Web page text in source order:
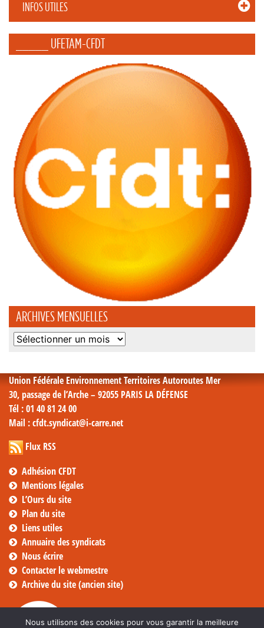
INFOS UTILES
_____ UFETAM-CFDT
ARCHIVES MENSUELLES
Archives
Union Fédérale Environnement Territoires Autoroutes Mer
30, passage de l’Arche – 92055 PARIS LA DÉFENSE
Tél : 01 40 81 24 00
Mail : cfdt.syndicat@i-carre.net
Flux RSS
Adhésion CFDT
Mentions légales
L’Ours du site
Plan du site
Liens utiles
Annuaire des syndicats
Nous écrire
Contacter le webmestre
Archive du site (ancien site)
Nous utilisons des cookies pour vous garantir la meilleure